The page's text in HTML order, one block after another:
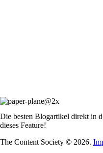
Die besten Blogartikel direkt in
dieses Feature!
The Content Society © 2026.